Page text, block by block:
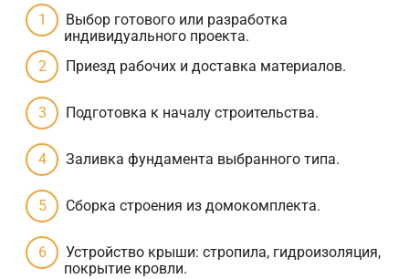
Выбор готового или разработка
индивидуального проекта.
Приезд рабочих и доставка материалов.
Подготовка к началу строительства.
Заливка фундамента выбранного типа.
Сборка строения из домокомплекта.
Устройство крыши: стропила, гидроизоляция,
покрытие кровли.